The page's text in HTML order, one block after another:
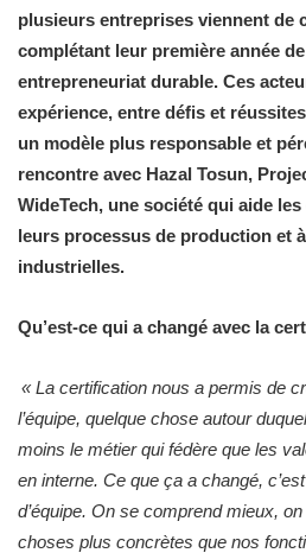
plusieurs entreprises viennent de
complétant leur première année
entrepreneuriat durable. Ces
expérience, entre défis et
un modèle plus responsable et
rencontre avec Hazal Tosun,
WideTech, une société qui aide
leurs processus de production et à
industrielles.
Qu’est-ce qui a changé avec la
« La certification nous a permis de
l’équipe, quelque chose autour
moins le métier qui fédère que les
en interne. Ce que ça a changé,
d’équipe. On se comprend mieux,
choses plus concrètes que nos